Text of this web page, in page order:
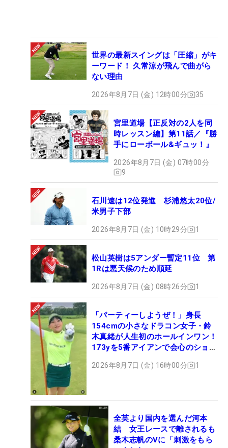
世界の最新スイングは「圧縮」がキ
ーワード！ 久常涼が飛んで曲がら
ない理由
2026年8月7日 (金) 12時00分 35
宮里道場【正反対の2人を同
時レッスン編】第11話／『勝
手にローボール&ギュッ！』
2026年8月7日 (金) 07時00分
9
石川遼は12位発進 杉浦悠太20位/
米男子下部
2026年8月7日 (金) 10時29分 1
松山英樹は5アンダー暫定11位 第
1Rは悪天候のため順延
2026年8月7日 (金) 08時26分 1
「パーティーしようぜ！」身長
154cmの小さなドラコン女子・鈴
木真緒が人生初のホールインワン！
173yを5番アイアンで会心のショッ
2026年8月7日 (金) 16時00分 1
全英より国内を選んだ河本
結 女王レースで離されるも
桑木志帆のVに「刺激をもら